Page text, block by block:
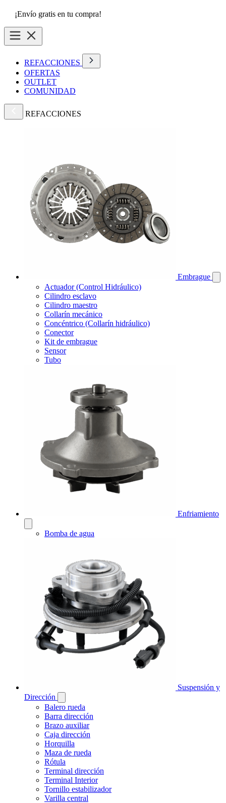
¡Envío gratis en tu compra!
REFACCIONES
OFERTAS
OUTLET
COMUNIDAD
REFACCIONES
Embrague
Actuador (Control Hidráulico)
Cilindro esclavo
Cilindro maestro
Collarín mecánico
Concéntrico (Collarín hidráulico)
Conector
Kit de embrague
Sensor
Tubo
Enfriamiento
Bomba de agua
Suspensión y
Dirección
Balero rueda
Barra dirección
Brazo auxiliar
Caja dirección
Horquilla
Maza de rueda
Rótula
Terminal dirección
Terminal Interior
Tornillo estabilizador
Varilla central